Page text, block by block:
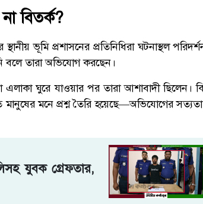
বিতর্ক?
ভূমি প্রশাসনের প্রতিনিধিরা ঘটনাস্থল
বলে তারা অভিযোগ করছেন।
ঘুরে যাওয়ার পর তারা আশাবাদী ছিলেন।
মনে প্রশ্ন তৈরি হয়েছে—অভিযোগের
যুবক গ্রেফতার,